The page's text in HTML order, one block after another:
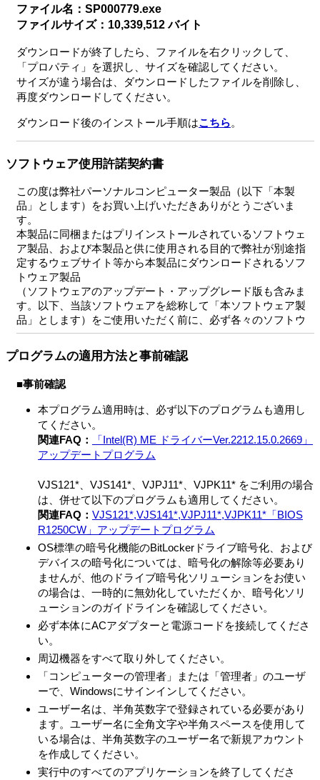
ファイル名：SP000779.exe
ファイルサイズ：10,339,512 バイト
ダウンロードが終了したら、ファイルを右クリックして、
「プロパティ」を選択し、サイズを確認してください。
サイズが違う場合は、ダウンロードしたファイルを削除し、
再度ダウンロードしてください。
ダウンロード後のインストール手順はこちら。
ソフトウェア使用許諾契約書
この度は弊社パーソナルコンピューター製品（以下「本製
品」とします）をお買い上げいただきありがとうございま
す。
本製品に同梱またはプリインストールされているソフトウェ
ア製品、および本製品と供に使用される目的で弊社が別途指
定するウェブサイト等から本製品にダウンロードされるソフ
トウェア製品
（ソフトウェアのアップデート・アップグレード版も含みま
す。以下、当該ソフトウェアを総称して「本ソフトウェア製
品」とします）をご使用いただく前に、必ず各々のソフトウ
ェア使用許諾契約書をあらかじめお読みください。
本ソフトウェア製品の中には、①各製品の権利者が定めるソ
フトウェア使用許諾契約書を伴うもの（以下「対象外ソフト
ウェア」とします）と、②そのような個別のソフトウェア使
用許諾契約を伴わないものがあります。
個別のソフトウェア使用許諾契約書を伴わない各々のソフト
ウェア（以下「許諾ソフトウェア」とし、コンピューターソ
フトウェア、媒体、マニュアルなどの関連書類および電子文
書を含みます）に関しては、
下記のソフトウェア使用許諾契約書をお読みください。お客
さまによる許諾ソフトウェアの使用開始をもって、下記のソ
フトウェア使用許諾契約書にご同意いただいたものとしま
本契約は、お客さま（以下「お客さま」とします）とVAIO株
式会社（以下「VAIO」とします）との間での許諾ソフトウェ
アの使用権の許諾に関する条件を定めるものです。
第1条 （総則）
許諾ソフトウェアは、日本国内外の著作権法並びに著作者の
権利およびこれに隣接する権利に関する諸条約その他知的財
産権に関する法令によって保護されています。許諾ソフトウ
ェアは、本契約の条件に従いVAIOからお客さまに対して使用
許諾されるもので、許諾ソフトウェアの著作権等の知的財産
権はお客さまに移転いたしません。
第2条 （使用権）
VAIOは、許諾ソフトウェアの非独占的な使用権をお客さ
まに許諾します。
本契約によって生ずる許諾ソフトウェアの使用権とは、
本製品においてのみ、お客さまが許諾ソフトウェア1部を
プログラムの適用方法と事前確認
■事前確認
本プログラム適用時は、必ず以下のプログラムも適用し
てください。
関連FAQ：
「Intel(R) ME ドライバーVer.2212.15.0.2669」
アップデートプログラム
VJS121*、VJS141*、VJPJ11*、VJPK11* をご利用の場合
は、併せて以下のプログラムも適用してください。
関連FAQ： VJS121*,VJS141*,VJPJ11*,VJPK11*「BIOS
R1250CW」アップデートプログラム
OS標準の暗号化機能のBitLockerドライブ暗号化、および
デバイスの暗号化については、暗号化の解除等必要あり
ませんが、他のドライブ暗号化ソリューションをお使い
の場合は、一時的に無効化していただくか、暗号化ソリ
ューションのガイドラインを確認してください。
必ず本体にACアダプターと電源コードを接続してくださ
い。
周辺機器をすべて取り外してください。
「コンピューターの管理者」または「管理者」のユーザ
ーで、Windowsにサインインしてください。
ユーザー名は、半角英数字で登録されている必要があり
ます。ユーザー名に全角文字や半角スペースを使用して
いる場合は、半角英数字のユーザー名で新規アカウント
を作成してください。
実行中のすべてのアプリケーションを終了してくださ